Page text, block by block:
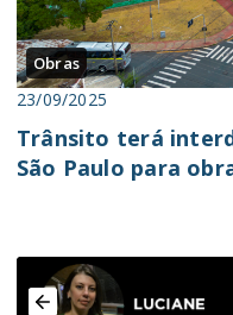
Obras
23/09/2025
Trânsito terá
São Paulo para